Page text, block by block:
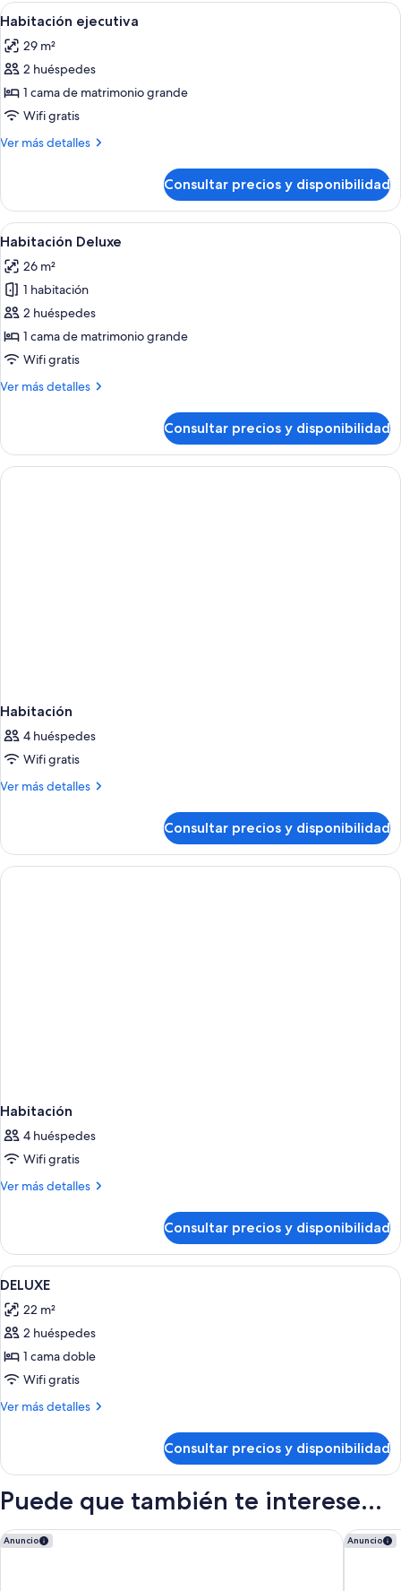
Abrir
todas
las
fotos
de
Habitación
ejecutiva
Un dormitorio moderno con una
6
Habitación ejecutiva
29 m²
2 huéspedes
1 cama de matrimonio grande
Wifi gratis
Ver más detalles
Más
ejecutiva
Consultar precios y disponibilidad
Abrir
todas
las
fotos
de
Habitación
Deluxe
Habitación de hotel moderna con
8
Habitación Deluxe
26 m²
1 habitación
2 huéspedes
1 cama de matrimonio grande
Wifi gratis
Ver más detalles
Más
Deluxe
Consultar precios y disponibilidad
Habitación
4 huéspedes
Wifi gratis
Ver más detalles
Más
Consultar precios y disponibilidad
Habitación
4 huéspedes
Wifi gratis
Ver más detalles
Más
Consultar precios y disponibilidad
Abrir
todas
las
fotos
de
DELUXE
Minibar, caja fuerte, escritorio y
9
DELUXE
22 m²
2 huéspedes
1 cama doble
Wifi gratis
Ver más detalles
Más
Consultar precios y disponibilidad
Puede que también te interese...
Anuncio
Rome Airport Hotel Fiumicino Anuncio